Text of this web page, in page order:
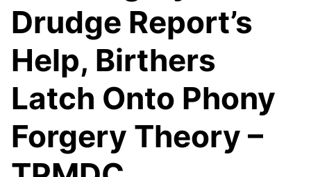
Drudge Report’s
Help, Birthers
Latch Onto Phony
Forgery Theory –